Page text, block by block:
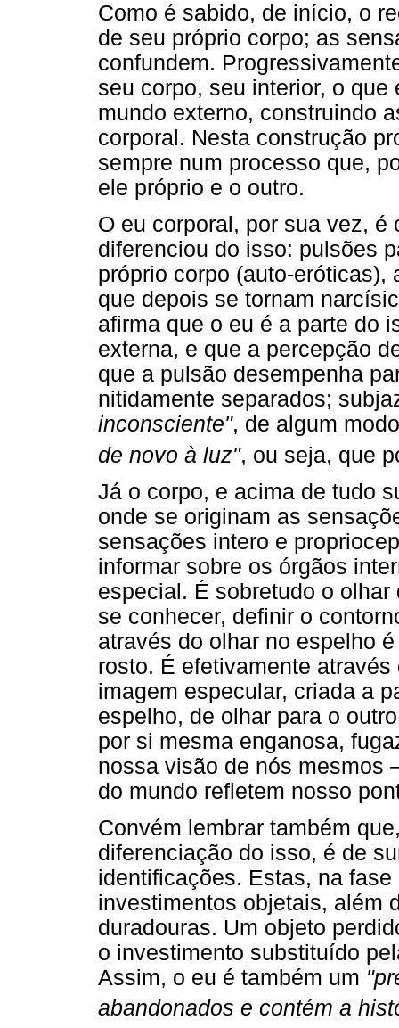
Como é sabido, de início, o
de seu próprio corpo; as
confundem.
seu corpo, seu interior, o
mundo externo, construindo
corporal. Nesta construção
sempre num processo que,
ele próprio e o outro.
O eu corporal, por sua vez,
diferenciou do isso: pulsões
próprio corpo (auto-eróticas),
que depois se tornam
afirma que o eu é a parte do
externa, e que a percepção
que a pulsão desempenha
nitidamente separados;
inconsciente", de algum
de novo à luz", ou seja, que
Já o corpo, e acima de tudo
onde se originam as
sensações intero e
informar sobre os órgãos
especial. É sobretudo o
se conhecer, definir o
através do olhar no espelho
rosto. É efetivamente
imagem especular, criada a
espelho, de olhar para o
por si mesma enganosa,
nossa visão de nós mesmos
do mundo refletem nosso
Convém lembrar também
diferenciação do isso, é de
identificações. Estas, na
investimentos objetais, além
duradouras. Um objeto
o investimento substituído
Assim, o eu é também um
abandonados e contém a